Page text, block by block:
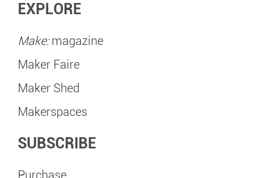
EXPLORE
Make:magazine
Maker Faire
Maker Shed
Makerspaces
SUBSCRIBE
Purchase